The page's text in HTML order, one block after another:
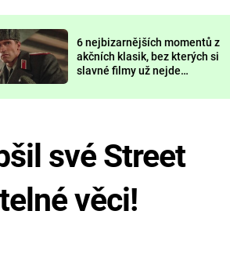
6 nejbizarnějších momentů z
akčních klasik, bez kterých si
slavné filmy už nejde
své Street
věci!